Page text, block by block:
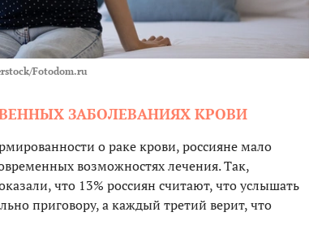
Fotodom.ru
ЗАБОЛЕВАНИЯХ КРОВИ
о раке крови, россияне мало
возможностях лечения. Так,
что 13% россиян считают, что услышать
приговору, а каждый третий верит, что